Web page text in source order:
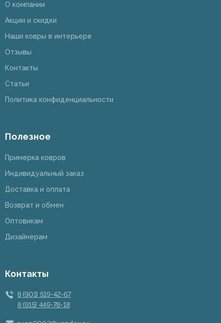
О компании
Акции и скидки
Наши ковры в интерьере
Отзывы
Контакты
Статьи
Политика конфиденциальности
Полезное
Примерка ковров
Индивидуальный заказ
Доставка и оплата
Возврат и обмен
Оптовикам
Дизайнерам
Контакты
8 (901) 519-42-67
8 (915) 449-78-18